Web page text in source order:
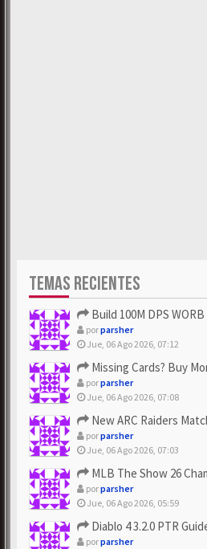
TEMAS RECIENTES
Build 100M DPS WORB Bomb
porparsher
Jue, 06 Ago 2026, 07:12
Missing Cards? Buy Monopoly
porparsher
Jue, 06 Ago 2026, 07:08
New ARC Raiders Matchmaking
porparsher
Jue, 06 Ago 2026, 07:03
MLB The Show 26
porparsher
Jue, 06 Ago 2026, 05:59
Diablo 4 3.2.0 PTR Guide –
porparsher